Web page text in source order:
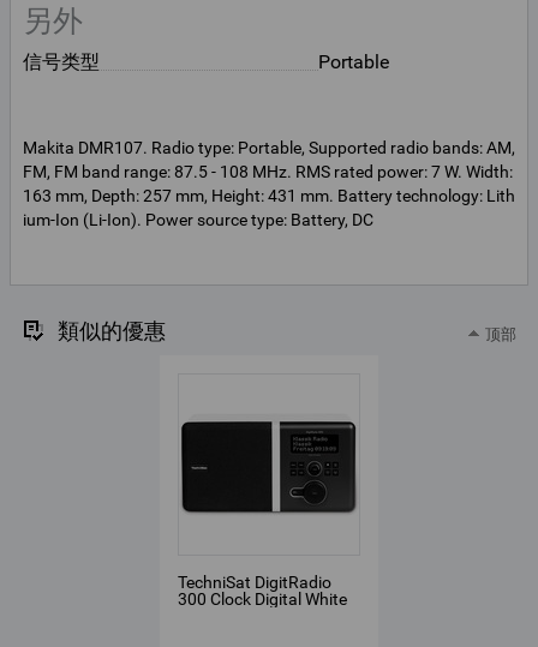
另外
信号类型 Portable
Makita DMR107. Radio type: Portable, Supported radio bands: AM,
FM, FM band range: 87.5 - 108 MHz. RMS rated power: 7 W. Width:
163 mm, Depth: 257 mm, Height: 431 mm. Battery technology: Lith
ium-Ion (Li-Ion). Power source type: Battery, DC
類似的優惠 顶部
TechniSat DigitRadio
300 Clock Digital White